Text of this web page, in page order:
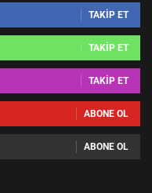
TAKIP ET
TAKIP ET
TAKIP ET
ABONE OL
ABONE OL